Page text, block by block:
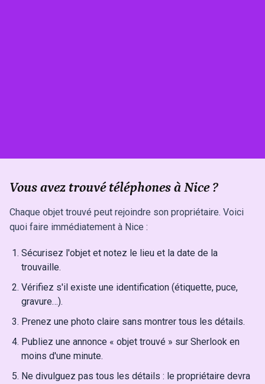
Vous avez trouvé téléphones à Nice ?
Chaque objet trouvé peut rejoindre son propriétaire. Voici
quoi faire immédiatement à Nice :
Sécurisez l'objet et notez le lieu et la date de la
trouvaille.
Vérifiez s'il existe une identification (étiquette, puce,
gravure…).
Prenez une photo claire sans montrer tous les détails.
Publiez une annonce « objet trouvé » sur Sherlook en
moins d'une minute.
Ne divulguez pas tous les détails : le propriétaire devra